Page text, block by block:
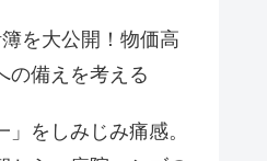
を大公開！物価高
の備えを考える
」をしみじみ痛感。